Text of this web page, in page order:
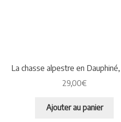
La chasse alpestre en
29,00€
Ajouter au panier